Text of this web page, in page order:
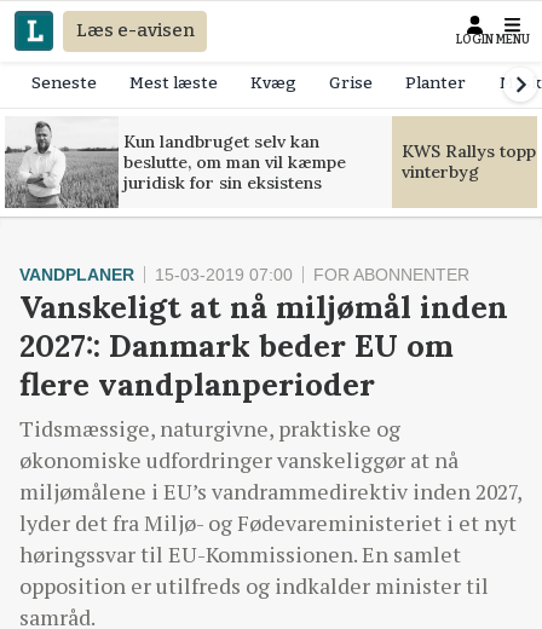
Læs e-avisen LOGIN MENU
Seneste Mest læste Kvæg Grise Planter
Kun landbruget selv kan
beslutte, om man vil kæmpe
juridisk for sin eksistens
KWS Rallys
vinterbyg
VANDPLANER 15-03-2019 07:00 FOR ABONNENTER
Vanskeligt at nå miljømål inden
2027:: Danmark beder EU om
flere vandplanperioder
Tidsmæssige, naturgivne, praktiske og
økonomiske udfordringer vanskeliggør at nå
miljømålene i EU’s vandrammedirektiv inden 2027,
lyder det fra Miljø- og Fødevareministeriet i et nyt
høringssvar til EU-Kommissionen. En samlet
opposition er utilfreds og indkalder minister til
samråd.